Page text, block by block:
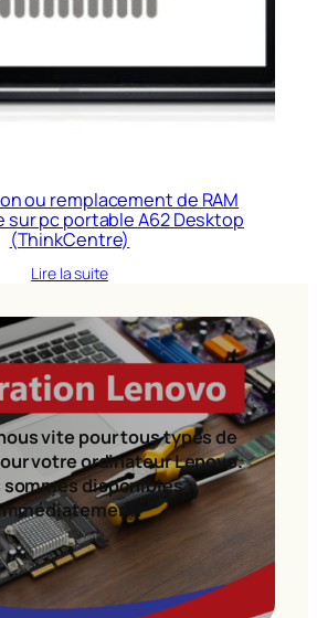
ou remplacement de RAM
sur pc portable A62 Desktop
(ThinkCentre)
Lire la suite
vite pour tous types de
votre ordinateur Lenovo.
sommes disponibles